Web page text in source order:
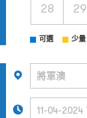
28 29
可選 少量